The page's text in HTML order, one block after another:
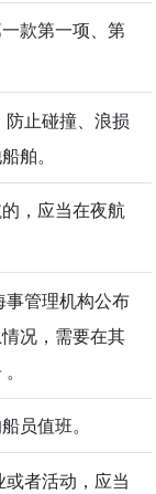
款第一项、第
止碰撞、浪损
舶。
，应当在夜航
管理机构公布
况，需要在其
员值班。
者活动，应当